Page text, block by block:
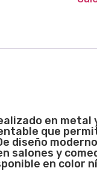
en
que
diseño
salones y
en color